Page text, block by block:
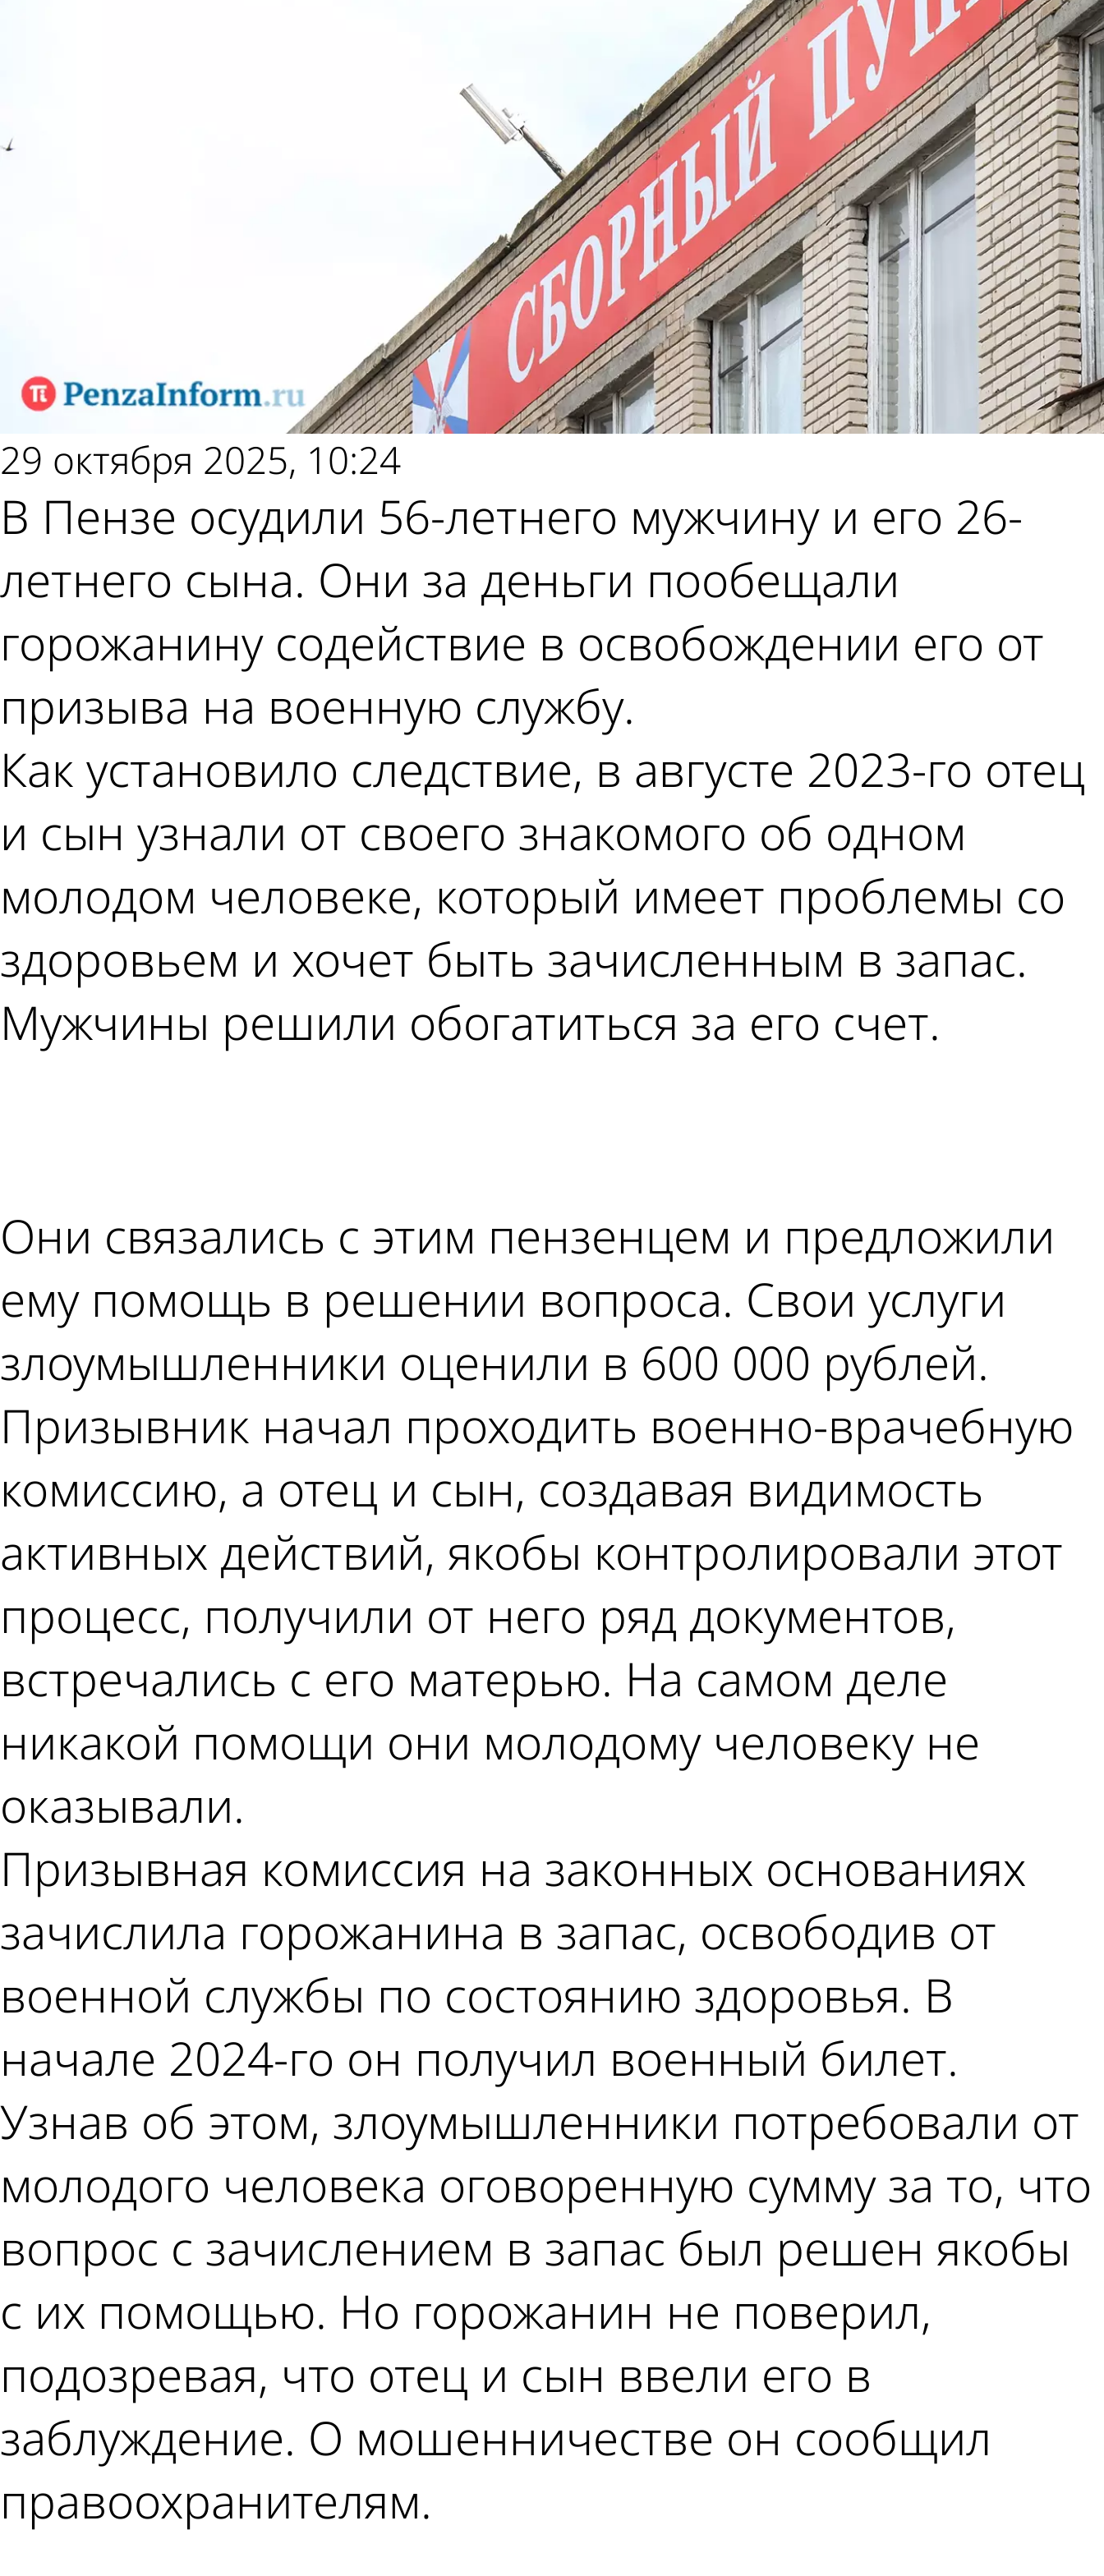
29 октября 2025, 10:24
В Пензе осудили 56-летнего мужчину и его 26-
летнего сына. Они за деньги пообещали
горожанину содействие в освобождении его от
призыва на военную службу.
Как установило следствие, в августе 2023-го отец
и сын узнали от своего знакомого об одном
молодом человеке, который имеет проблемы со
здоровьем и хочет быть зачисленным в запас.
Мужчины решили обогатиться за его счет.
Они связались с этим пензенцем и предложили
ему помощь в решении вопроса. Свои услуги
злоумышленники оценили в 600 000 рублей.
Призывник начал проходить военно-врачебную
комиссию, а отец и сын, создавая видимость
активных действий, якобы контролировали этот
процесс, получили от него ряд документов,
встречались с его матерью. На самом деле
никакой помощи они молодому человеку не
оказывали.
Призывная комиссия на законных основаниях
зачислила горожанина в запас, освободив от
военной службы по состоянию здоровья. В
начале 2024-го он получил военный билет.
Узнав об этом, злоумышленники потребовали от
молодого человека оговоренную сумму за то, что
вопрос с зачислением в запас был решен якобы
с их помощью. Но горожанин не поверил,
подозревая, что отец и сын ввели его в
заблуждение. О мошенничестве он сообщил
правоохранителям.